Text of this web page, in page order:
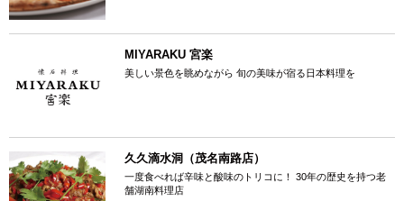
MIYARAKU 宮楽
美しい景色を眺めながら 旬の美味が宿る日本料理を
久久滴水洞（茂名南路店）
一度食べれば辛味と酸味のトリコに！ 30年の歴史を持つ老
舗湖南料理店